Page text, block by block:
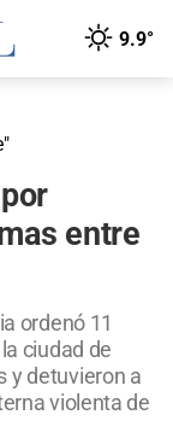
9.9°
entre
ordenó 11
ciudad de
y detuvieron a
violenta de